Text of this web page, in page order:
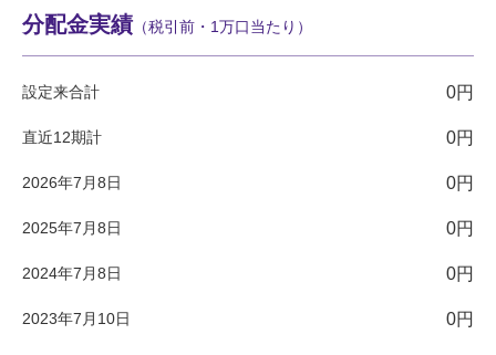
分配金実績（税引前・1万口当たり）
設定来合計 0円
直近12期計 0円
2026年7月8日 0円
2025年7月8日 0円
2024年7月8日 0円
2023年7月10日 0円